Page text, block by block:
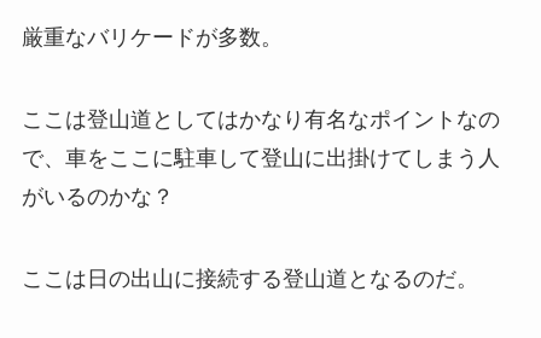
厳重なバリケードが多数。
ここは登山道としてはかなり有名なポイントなの
で、車をここに駐車して登山に出掛けてしまう人
がいるのかな？
ここは日の出山に接続する登山道となるのだ。